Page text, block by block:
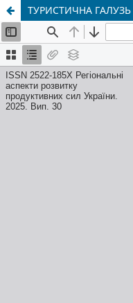
ТУРИСТИЧНА ГАЛУЗЬ